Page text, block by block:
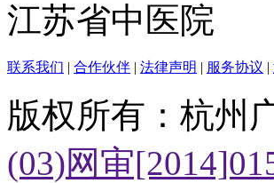
江苏省中医院
联系我们 | 合作伙伴 | 法律声明 | 服务协议 |
版权所有：杭州
(03)网审